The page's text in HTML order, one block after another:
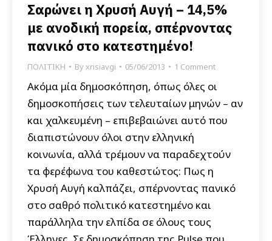
Σαρώνει η Χρυσή Αυγή – 14,5%
με ανοδική πορεία, σπέρνοντας
πανικό στο κατεστημένο!
ΠΟΛΙΤΙΚΗ Byxrisiavgi 05/06/2013 1 Comment
Ακόμα μία δημοσκόπηση, όπως όλες οι
δημοσκοπήσεις των τελευταίων μηνών – αν
και χαλκευμένη – επιβεβαιώνει αυτό που
διαπιστώνουν όλοι στην ελληνική
κοινωνία, αλλά τρέμουν να παραδεχτούν
τα φερέφωνα του καθεστώτος: Πως η
Χρυσή Αυγή καλπάζει, σπέρνοντας πανικό
στο σαθρό πολιτικό κατεστημένο και
παράλληλα την ελπίδα σε όλους τους